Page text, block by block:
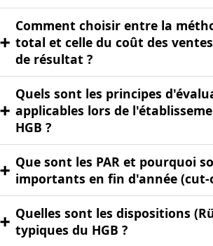
➕
Comment choisir entre la
total et celle du coût des
de résultat ?
➕
Quels sont les principes
applicables lors de
HGB ?
➕ Que sont les PAR et pourquoi
importants en fin d'année (cut-
➕ Quelles sont les dispositions
typiques du HGB ?